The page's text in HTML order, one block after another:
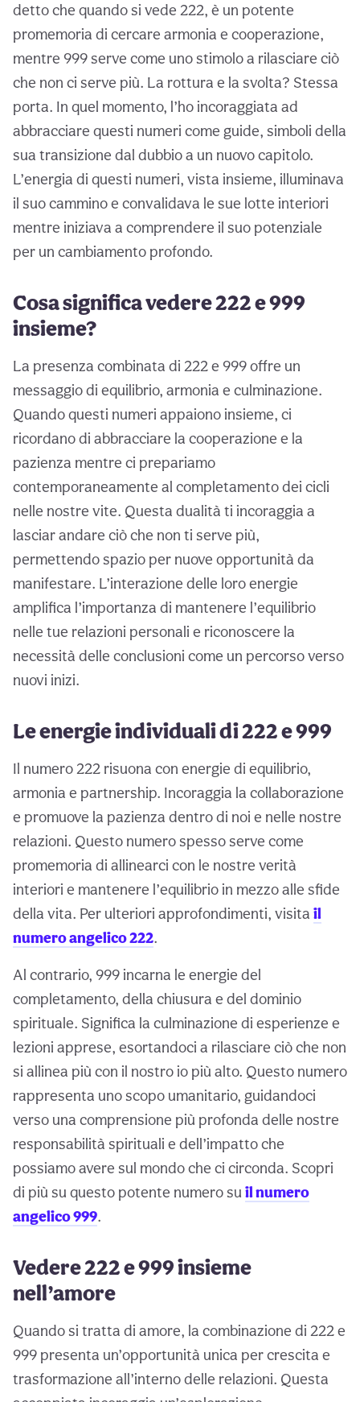
detto che quando si vede 222, è un potente
promemoria di cercare armonia e cooperazione,
mentre 999 serve come uno stimolo a rilasciare ciò
che non ci serve più. La rottura e la svolta? Stessa
porta. In quel momento, l’ho incoraggiata ad
abbracciare questi numeri come guide, simboli della
sua transizione dal dubbio a un nuovo capitolo.
L’energia di questi numeri, vista insieme, illuminava
il suo cammino e convalidava le sue lotte interiori
mentre iniziava a comprendere il suo potenziale
per un cambiamento profondo.
Cosa significa vedere 222 e 999
insieme?
La presenza combinata di 222 e 999 offre un
messaggio di equilibrio, armonia e culminazione.
Quando questi numeri appaiono insieme, ci
ricordano di abbracciare la cooperazione e la
pazienza mentre ci prepariamo
contemporaneamente al completamento dei cicli
nelle nostre vite. Questa dualità ti incoraggia a
lasciar andare ciò che non ti serve più,
permettendo spazio per nuove opportunità da
manifestare. L’interazione delle loro energie
amplifica l’importanza di mantenere l’equilibrio
nelle tue relazioni personali e riconoscere la
necessità delle conclusioni come un percorso verso
nuovi inizi.
Le energie individuali di 222 e 999
Il numero 222 risuona con energie di equilibrio,
armonia e partnership. Incoraggia la collaborazione
e promuove la pazienza dentro di noi e nelle nostre
relazioni. Questo numero spesso serve come
promemoria di allinearci con le nostre verità
interiori e mantenere l’equilibrio in mezzo alle sfide
della vita. Per ulteriori approfondimenti, visita il
numero angelico 222.
Al contrario, 999 incarna le energie del
completamento, della chiusura e del dominio
spirituale. Significa la culminazione di esperienze e
lezioni apprese, esortandoci a rilasciare ciò che non
si allinea più con il nostro io più alto. Questo numero
rappresenta uno scopo umanitario, guidandoci
verso una comprensione più profonda delle nostre
responsabilità spirituali e dell’impatto che
possiamo avere sul mondo che ci circonda. Scopri
di più su questo potente numero su il numero
angelico 999.
Vedere 222 e 999 insieme
nell’amore
Quando si tratta di amore, la combinazione di 222 e
999 presenta un’opportunità unica per crescita e
trasformazione all’interno delle relazioni. Questa